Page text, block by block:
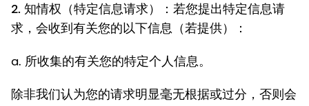
2. 知情权（特定信息请求）
：若您提出特定信息请
求，会收到有关您的以下信息（若提供）：
a. 所收集的有关您的特定个人信息。
除非我们认为您的请求明显毫无根据或过分，否则会